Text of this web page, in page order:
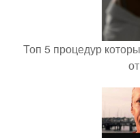
Топ 5 процедур